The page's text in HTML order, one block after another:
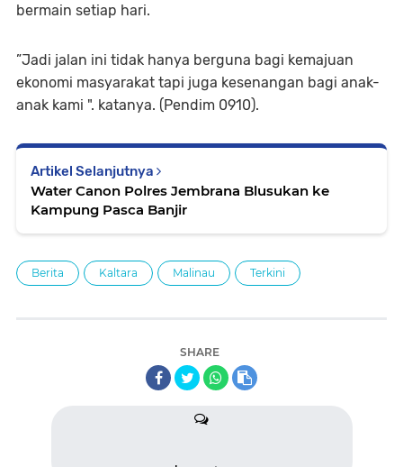
bermain setiap hari.
”Jadi jalan ini tidak hanya berguna bagi kemajuan
ekonomi masyarakat tapi juga kesenangan bagi anak-
anak kami ". katanya. (Pendim 0910).
Artikel Selanjutnya
Water Canon Polres Jembrana Blusukan ke
Kampung Pasca Banjir
Berita Kaltara Malinau Terkini
SHARE